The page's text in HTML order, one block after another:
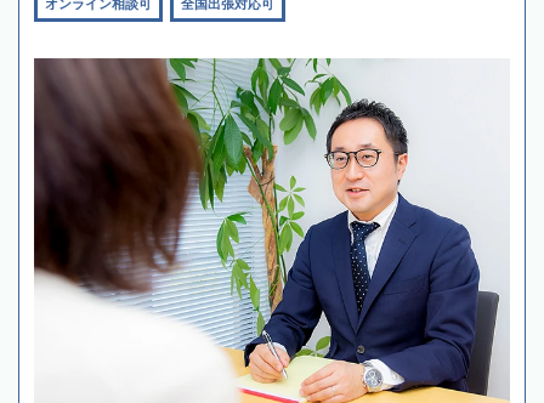
オンライン相談可 全国出張対応可